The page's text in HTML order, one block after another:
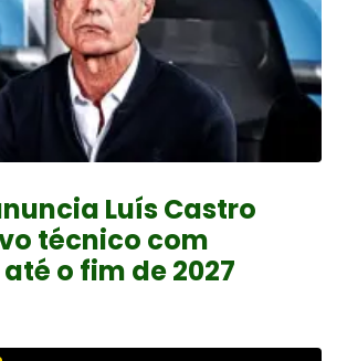
Luís Castro
técnico com
o fim de 2027